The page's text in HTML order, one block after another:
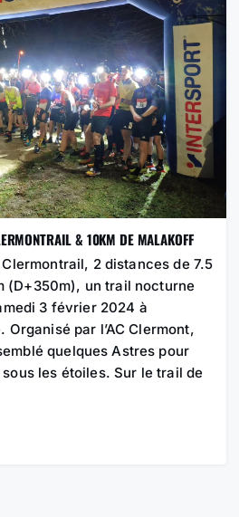
& 10KM DE MALAKOFF
2 distances de 7.5
(D+350m), un trail nocturne
3 février 2024 à
Organisé par l’AC Clermont,
quelques Astres pour
les étoiles. Sur le trail de